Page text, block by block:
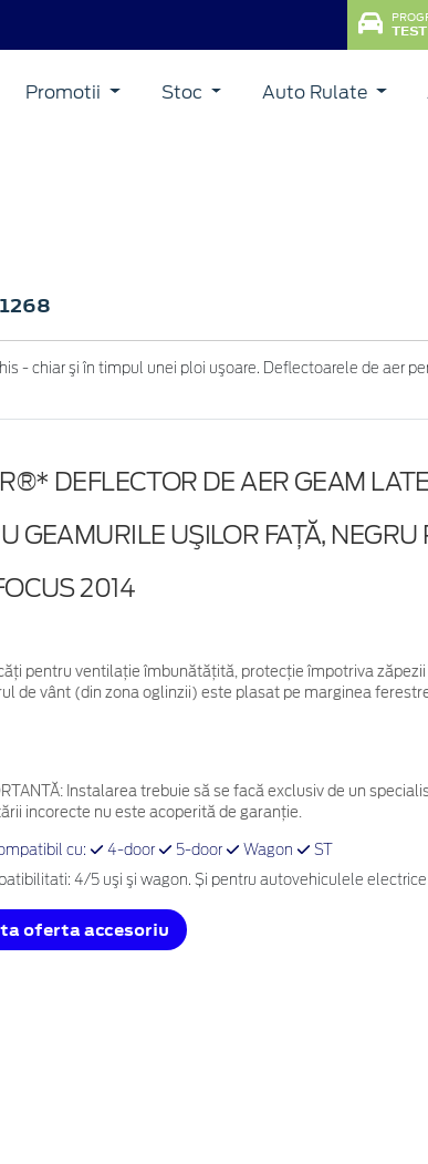
Promotii Stoc Auto Rulate
- chiar şi în timpul unei ploi uşoare. Deflectoarele de aer
DEFLECTOR DE AER GEAM
GEAMURILE UŞILOR FAŢĂ, NEGRU
2014
pentru ventilaţie îmbunătăţită, protecţie împotriva
de vânt (din zona oglinzii) este plasat pe marginea
Instalarea trebuie să se facă exclusiv de un
incorecte nu este acoperită de garanţie.
cu: 4-door 5-door Wagon ST
4/5 uşi şi wagon. Și pentru autovehiculele electrice
oferta accesoriu